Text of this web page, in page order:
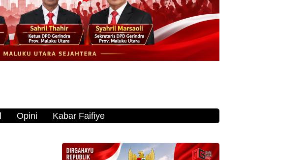
Opini Kabar Faifiye